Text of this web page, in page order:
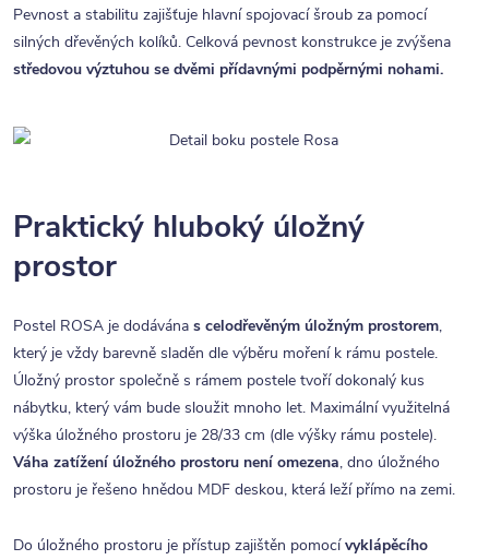
Pevnost a stabilitu zajišťuje hlavní spojovací šroub za pomocí
silných dřevěných kolíků. Celková pevnost konstrukce je zvýšena
středovou výztuhou se dvěmi přídavnými podpěrnými nohami.
Praktický hluboký úložný
prostor
Postel ROSA je dodávána s celodřevěným úložným prostorem,
který je vždy barevně sladěn dle výběru moření k rámu postele.
Úložný prostor společně s rámem postele tvoří dokonalý kus
nábytku, který vám bude sloužit mnoho let. Maximální využitelná
výška úložného prostoru je 28/33 cm (dle výšky rámu postele).
Váha zatížení úložného prostoru není omezena, dno úložného
prostoru je řešeno hnědou MDF deskou, která leží přímo na zemi.
Do úložného prostoru je přístup zajištěn pomocívyklápěcího